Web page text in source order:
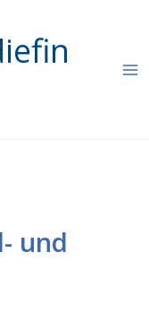
und